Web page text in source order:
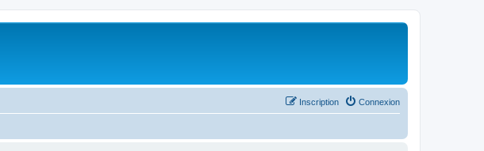
Connexion
Inscription